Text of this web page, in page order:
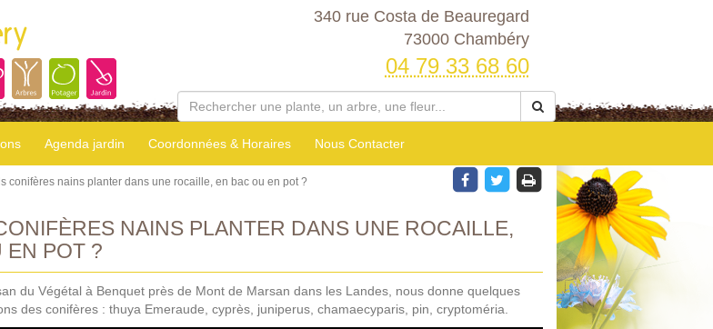
340 rue Costa de Beauregard
73000 Chambéry
04 79 33 68 60
Agenda jardin Coordonnées & Horaires Nous Contacter
conifères nains planter dans une rocaille, en bac ou en pot ?
NAINS PLANTER DANS UNE ROCAILLE,
EN POT ?
du Végétal à Benquet près de Mont de Marsan dans les Landes, nous donne quelques
des conifères : thuya Emeraude, cyprès, juniperus, chamaecyparis, pin, cryptoméria.